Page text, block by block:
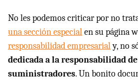
No les podemos criticar por no
una sección especialen su página
responsabilidad empresarialy, no
dedicada a la responsabilidad
suministradores. Un bonito